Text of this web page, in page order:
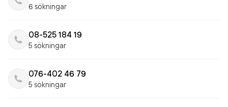
6 sökningar
08-525 184 19
5 sökningar
076-402 46 79
5 sökningar